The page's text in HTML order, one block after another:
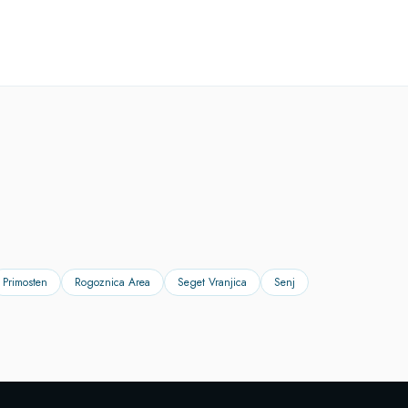
Primosten Rogoznica Area Seget Vranjica
Senj